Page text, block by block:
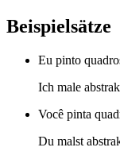
Beispielsätze
Eu pinto
Ich male
Você pinta
Du malst